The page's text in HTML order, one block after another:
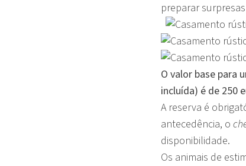
preparar
O valor base para
incluída) é de 250
A reserva é
antecedência, o
disponibilidade.
Os animais de